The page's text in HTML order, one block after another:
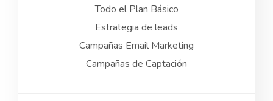
Todo el Plan Básico
Estrategia de leads
Campañas Email Marketing
Campañas de Captación